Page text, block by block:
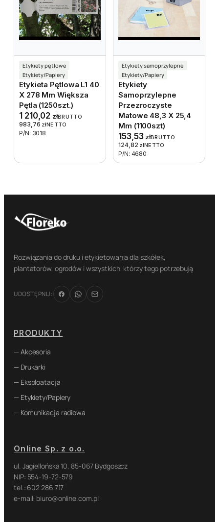
Etykiety pętlowe
Etykiety/Papiery
Etykieta Pętlowa L1 40
X 278 Mm Większa
Pętla (1250szt.)
1 210,02 złBRUTTO
983,76 złNETTO
P/N: 3018
Etykiety samoprzylepne
Etykiety/Papiery
Etykiety
Samoprzylepne
Przezroczyste
Matowe 48,3 X 25,4
Mm (1100szt)
153,53 złBRUTTO
124,82 złNETTO
P/N: 4680
Rozwiązania do druku i etykietowania dla szkółek,
plantatorów, ogrodów i wszystkich, którzy tego potrzebują
UDOSTĘPNIJ:
PRODUKTY
— Akcesoria
— Drukarki
— Eksploatacja
— Etykiety/Papiery
— Komunikacja radiowa
Online Sp. z o.o.
ul. Jagiellońska 10, 85-067 Bydgoszcz
NIP: 554-19-72-579
tel.: 602 286 717
e-mail: biuro@online.com.pl